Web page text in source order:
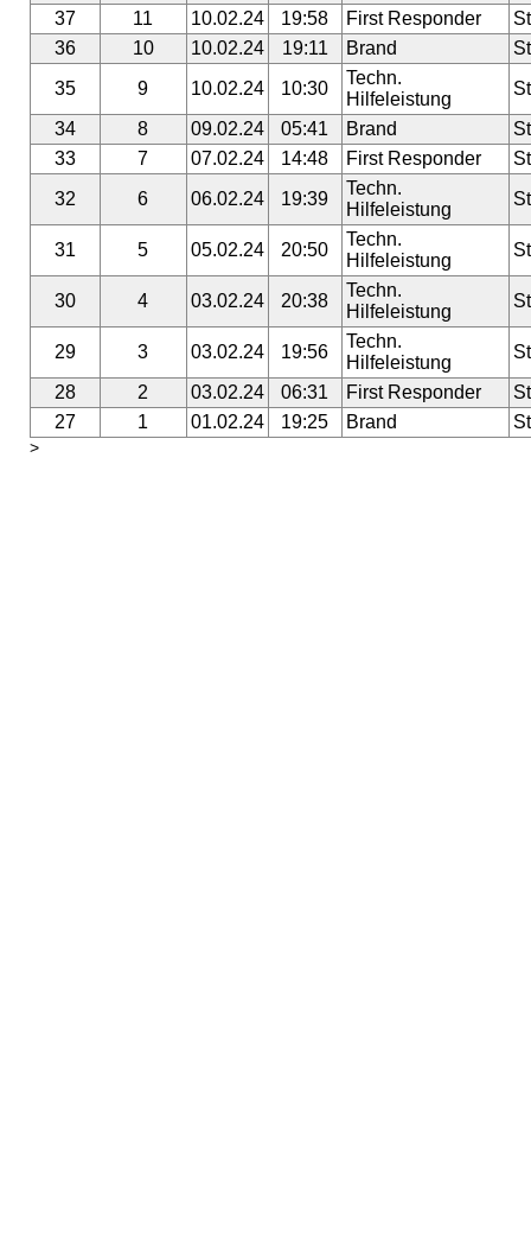
37
11 10.02.24 19:58 First Responder
36
10 10.02.24 19:11 Brand
35
9 10.02.24 10:30
Techn.
Hilfeleistung
34
8 09.02.24 05:41 Brand
33
7 07.02.24 14:48 First Responder
32
6 06.02.24 19:39
Techn.
Hilfeleistung
31 5 05.02.24 20:50
Techn.
Hilfeleistung
30 4 03.02.24 20:38
Techn.
Hilfeleistung
29 3 03.02.24 19:56
Techn.
Hilfeleistung
28
2 03.02.24 06:31 First Responder
27
1 01.02.24 19:25 Brand
>